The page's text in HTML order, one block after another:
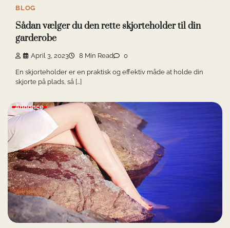
BLOG
Sådan vælger du den rette skjorteholder til din
garderobe
April 3, 2023 8 Min Read 0
En skjorteholder er en praktisk og effektiv måde at holde din
skjorte på plads, så […]
Annonce